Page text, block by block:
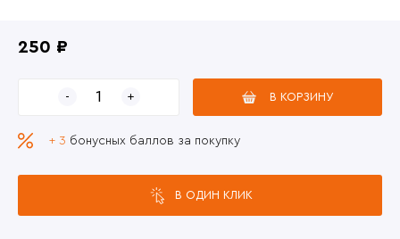
250 ₽
В КОРЗИНУ
+ 3 бонусных баллов за покупку
В ОДИН КЛИК